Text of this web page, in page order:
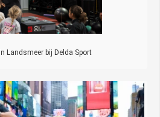
Landsmeer bij Delda Sport